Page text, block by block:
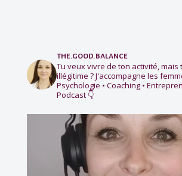
the.good.balance
Tu veux vivre de ton activité, mais
illégitime ?J'accompagne les
Psychologie • Coaching •
Podcast 👇